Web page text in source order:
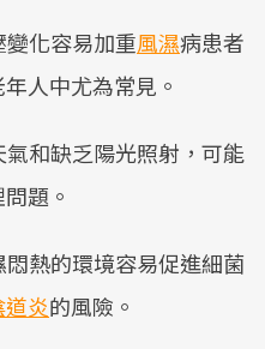
化容易加重風濕病患者
人中尤為常見。
和缺乏陽光照射，可能
題。
熱的環境容易促進細菌
道炎的風險。